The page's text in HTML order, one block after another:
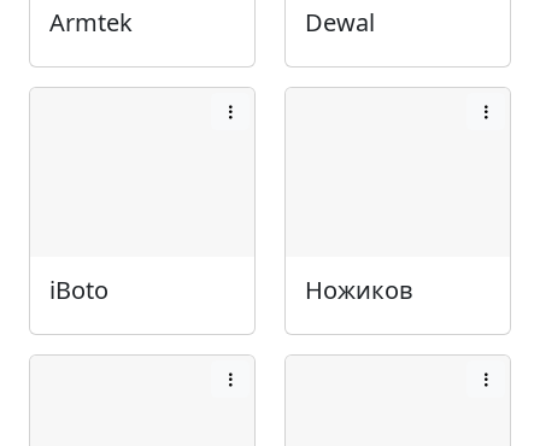
Armtek Dewal
iBoto Ножиков